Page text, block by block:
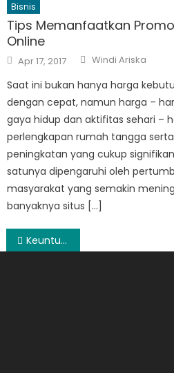
Bisnis
Tips Memanfaatkan
Online
Posted
on
Apr 17, 2017 Author
Windi Ariska
Saat ini bukan hanya harga
dengan cepat, namun harga –
gaya hidup dan aktifitas sehari –
perlengkapan rumah tangga
peningkatan yang cukup
satunya dipengaruhi oleh
masyarakat yang semakin
banyaknya situs […]
Post
Keuntungan Menggunakan Jasa desain Interior